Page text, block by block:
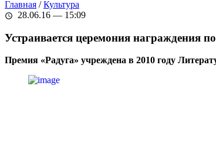
Главная /Культура
schedule 28.06.16 — 15:09
Устраивается церемония награждения
Премия «Радуга» учреждена в 2010 году